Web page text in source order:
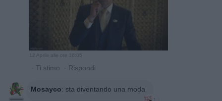
12 Aprile alle ore 16:05
· Ti stimo · Rispondi
Mosayco: sta diventando una moda